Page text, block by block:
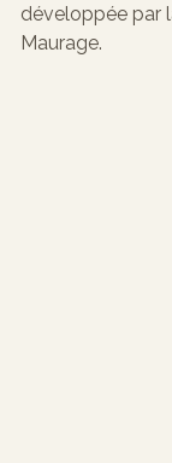
développée par
Maurage.